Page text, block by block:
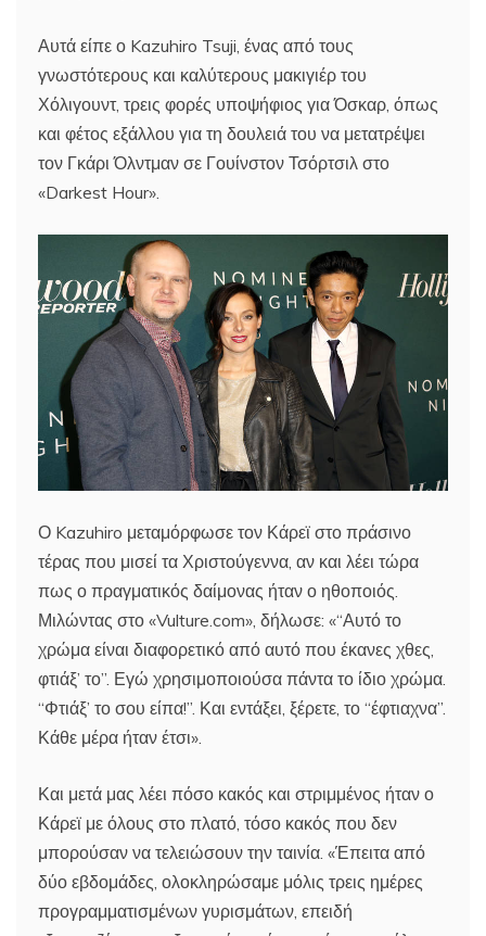
Αυτά είπε ο Kazuhiro Tsuji, ένας από τους
γνωστότερους και καλύτερους μακιγιέρ του
Χόλιγουντ, τρεις φορές υποψήφιος για Όσκαρ, όπως
και φέτος εξάλλου για τη δουλειά του να μετατρέψει
τον Γκάρι Όλντμαν σε Γουίνστον Τσόρτσιλ στο
«Darkest Hour».
Ο Kazuhiro μεταμόρφωσε τον Κάρεϊ στο πράσινο
τέρας που μισεί τα Χριστούγεννα, αν και λέει τώρα
πως ο πραγματικός δαίμονας ήταν ο ηθοποιός.
Μιλώντας στο «Vulture.com», δήλωσε: «‘‘Αυτό το
χρώμα είναι διαφορετικό από αυτό που έκανες χθες,
φτιάξ’ το’’. Εγώ χρησιμοποιούσα πάντα το ίδιο χρώμα.
‘‘Φτιάξ’ το σου είπα!’’. Και εντάξει, ξέρετε, το ‘‘έφτιαχνα’’.
Κάθε μέρα ήταν έτσι».
Και μετά μας λέει πόσο κακός και στριμμένος ήταν ο
Κάρεϊ με όλους στο πλατό, τόσο κακός που δεν
μπορούσαν να τελειώσουν την ταινία. «Έπειτα από
δύο εβδομάδες, ολοκληρώσαμε μόλις τρεις ημέρες
προγραμματισμένων γυρισμάτων, επειδή